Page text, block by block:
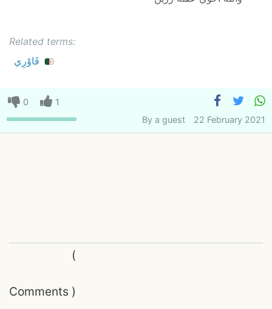
Related terms:
قَاوْرِي
0
1
By a guest 22 February 2021
Comments
(
)